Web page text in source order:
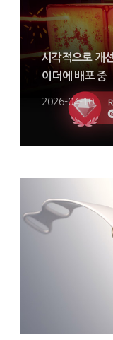
시각적으로 개
이더에 배포 중
2026-04-10